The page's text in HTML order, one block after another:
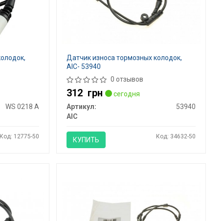
WS 0218 A
Код: 12775-50
Датчик износа тормозных колодок,
AIC- 53940
0 отзывов
312 грн
сегодня
Артикул:
53940
AIC
КУПИТЬ Код: 34632-50